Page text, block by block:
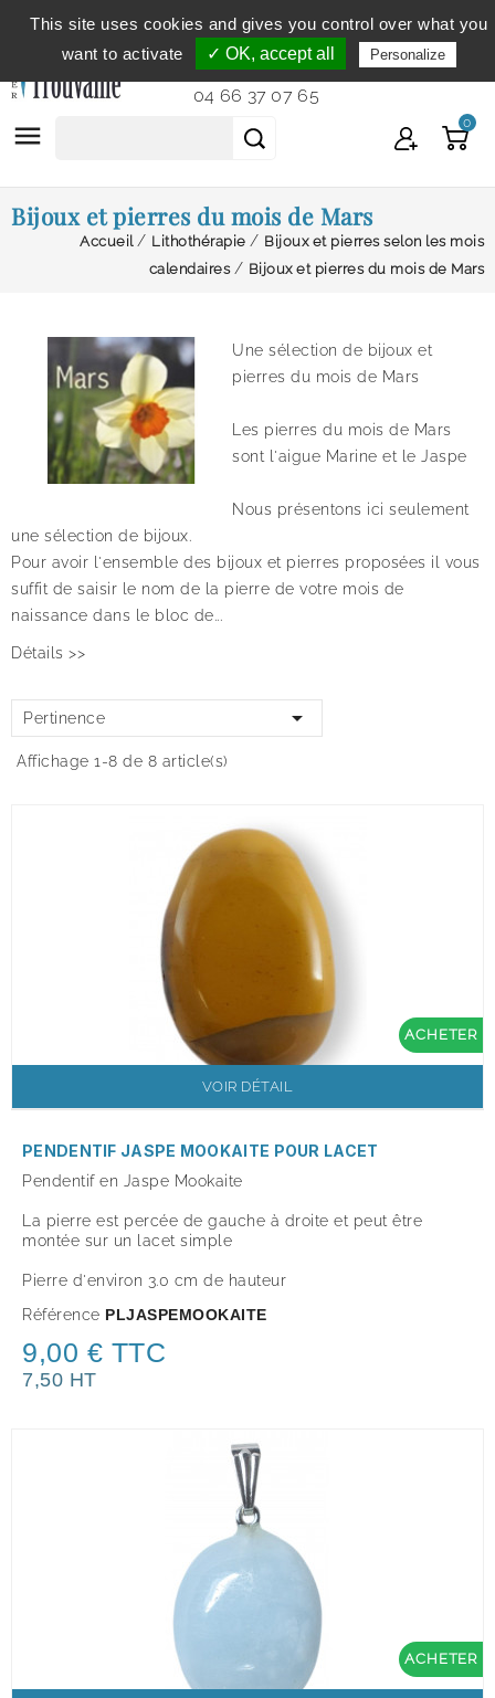
Service clientèle
du lundi au vendredi de 9h à 12h et
de 14h à 18h...
04 66 37 07 65
 0
Bijoux et pierres du mois de Mars
Accueil Lithothérapie
Bijoux et pierres selon les mois
calendaires
Bijoux et pierres du mois de Mars
Une sélection de bijoux et
pierres du mois de Mars
Les pierres du mois de Mars
sont l'aigue Marine et le Jaspe
Nous présentons ici seulement
une sélection de bijoux.
Pour avoir l'ensemble des bijoux et pierres proposées il vous
suffit de saisir le nom de la pierre de votre mois de
naissance dans le bloc de...
Détails >>
Pertinence 
Affichage 1-8 de 8 article(s)
ACHETER
VOIR DÉTAIL
PENDENTIF JASPE MOOKAITE POUR LACET
Pendentif en Jaspe Mookaite
La pierre est percée de gauche à droite et peut être
montée sur un lacet simple
Pierre d'environ 3.0 cm de hauteur
Référence PLJASPEMOOKAITE
9,00 € TTC
7,50 HT
ACHETER
This site uses cookies and gives you control over what you
want to activate
✓ OK, accept all Personalize